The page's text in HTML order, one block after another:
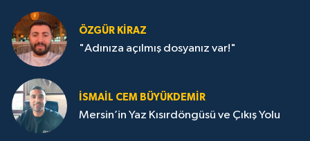
ÖZGÜR KIRAZ
"Adınıza açılmış dosyanız var!"
İSMAIL CEM BÜYÜKDEMIR
Mersin’in Yaz Kısırdöngüsü ve Çıkış Yolu